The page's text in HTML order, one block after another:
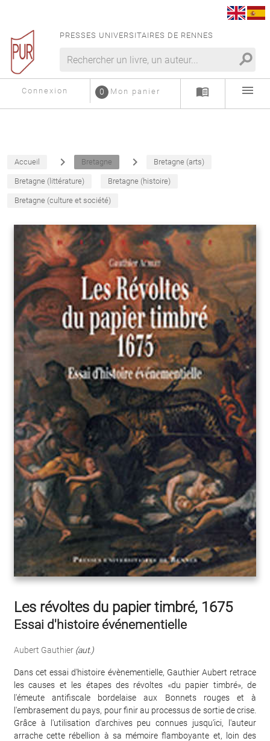
PRESSES UNIVERSITAIRES DE RENNES
search
Connexion Mon panier
0 menu_book menu
Accueil navigate_next Bretagne navigate_next Bretagne (arts)
Bretagne (littérature) Bretagne (histoire)
Bretagne (culture et société)
Les révoltes du papier timbré, 1675
Essai d'histoire événementielle
Aubert Gauthier (aut.)
Dans cet essai d'histoire évènementielle, Gauthier Aubert retrace
les causes et les étapes des révoltes «du papier timbré», de
l'émeute antifiscale bordelaise aux Bonnets rouges et à
l'embrasement du pays, pour finir au processus de sortie de crise.
Grâce à l'utilisation d'archives peu connues jusqu'ici, l'auteur
arrache cette rébellion à sa mémoire flamboyante et, loin des